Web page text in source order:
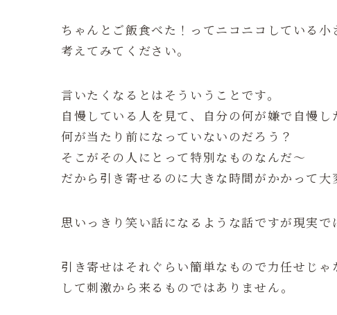
ちゃんとご飯食べた！ってニコニコしている
考えてみてください。
言いたくなるとはそういうことです。
自慢している人を見て、自分の何が嫌で自慢し
何が当たり前になっていないのだろう？
そこがその人にとって特別なものなんだ〜
だから引き寄せるのに大きな時間がかかって大
思いっきり笑い話になるような話ですが現実で
引き寄せはそれぐらい簡単なもので力任せじ
して刺激から来るものではありません。